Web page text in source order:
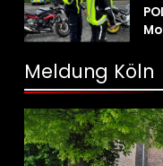
Meldung Köln